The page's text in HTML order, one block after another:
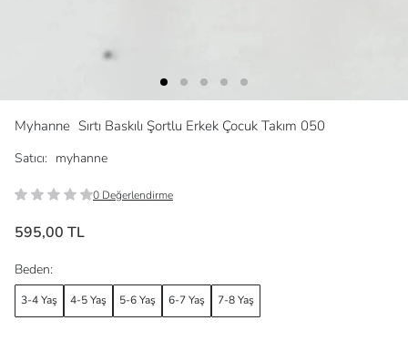
Myhanne Sırtı Baskılı Şortlu Erkek Çocuk Takım 050
Satıcı: myhanne
0 Değerlendirme
595,00 TL
Beden:
3-4 Yaş 4-5 Yaş 5-6 Yaş 6-7 Yaş 7-8 Yaş